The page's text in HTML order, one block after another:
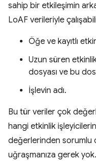
sahip bir etkileşimin
LoAF verileriyle
Öğe ve kayıtlı
Uzun süren
dosyası ve bu
İşlevin adı.
Bu tür veriler çok
hangi etkinlik
değerlerinden sorumlu
uğraşmanıza gerek